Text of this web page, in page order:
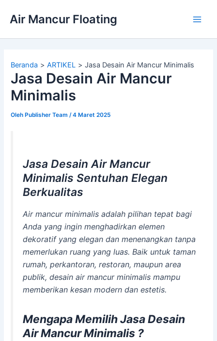
Air Mancur Floating
Beranda ARTIKEL Jasa Desain Air Mancur Minimalis
Jasa Desain Air Mancur
Minimalis
OlehPublisher Team /4 Maret 2025
Jasa Desain Air Mancur
Minimalis Sentuhan Elegan
Berkualitas
Air mancur minimalis adalah pilihan tepat bagi
Anda yang ingin menghadirkan elemen
dekoratif yang elegan dan menenangkan tanpa
memerlukan ruang yang luas. Baik untuk taman
rumah, perkantoran, restoran, maupun area
publik, desain air mancur minimalis mampu
memberikan kesan modern dan estetis.
Mengapa Memilih Jasa Desain
Air Mancur Minimalis ?